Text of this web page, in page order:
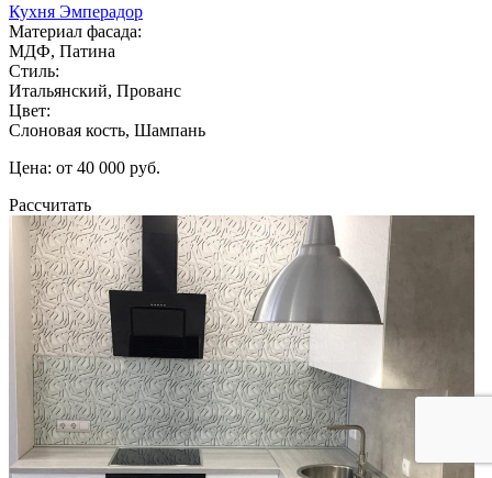
Кухня Эмперадор
Материал фасада:
МДФ, Патина
Стиль:
Итальянский, Прованс
Цвет:
Слоновая кость, Шампань
Цена: от 40 000 руб.
Рассчитать